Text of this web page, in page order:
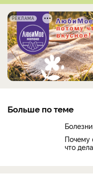
РЕКЛАМА
Больше по теме
Почему
что